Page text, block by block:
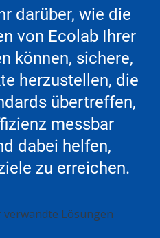
darüber, wie die
von Ecolab Ihrer
können, sichere,
herzustellen, die
übertreffen,
messbar
dabei helfen,
zu erreichen.
verwandte Lösungen